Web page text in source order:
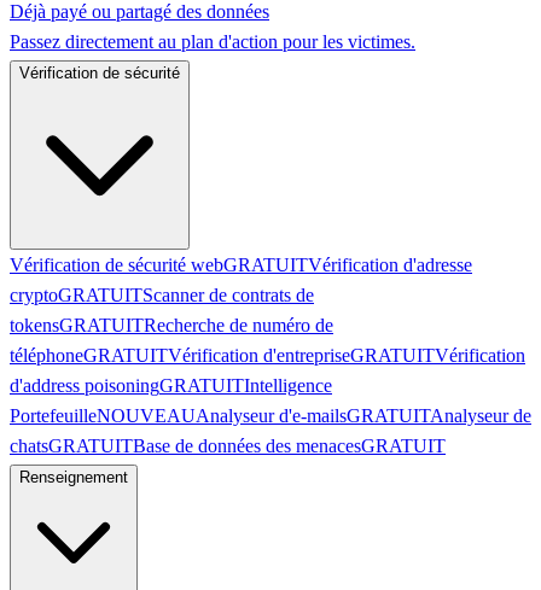
Déjà payé ou partagé des données
Passez directement au plan d'action pour les victimes.
Vérification de sécurité
Vérification de sécurité webGRATUITVérification d'adresse
cryptoGRATUITScanner de contrats de
tokensGRATUITRecherche de numéro de
téléphoneGRATUITVérification d'entrepriseGRATUITVérification
d'address poisoningGRATUITIntelligence
PortefeuilleNOUVEAUAnalyseur d'e-mailsGRATUITAnalyseur de
chatsGRATUITBase de données des menacesGRATUIT
Renseignement